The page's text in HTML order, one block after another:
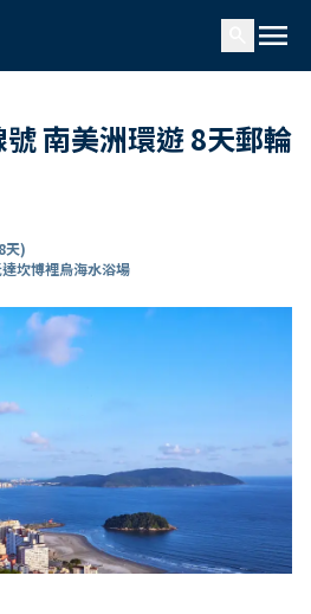
menu
南美洲環遊 8天郵輪
8天)
坎博裡烏海水浴場